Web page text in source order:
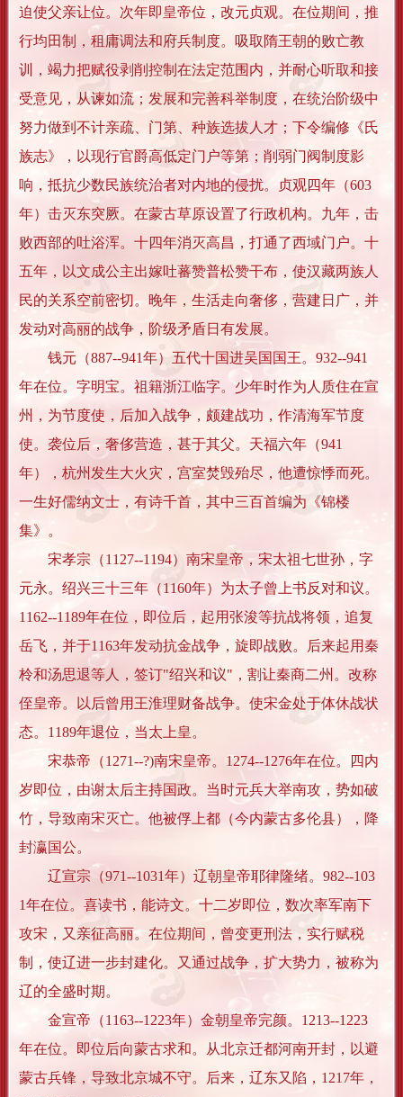
迫使父亲让位。次年即皇帝位，改元贞观。在位期间，推
行均田制，租庸调法和府兵制度。吸取隋王朝的败亡教
训，竭力把赋役剥削控制在法定范围内，并耐心听取和接
受意见，从谏如流；发展和完善科举制度，在统治阶级中
努力做到不计亲疏、门第、种族选拔人才；下令编修《氏
族志》，以现行官爵高低定门户等第；削弱门阀制度影
响，抵抗少数民族统治者对内地的侵扰。贞观四年（603
年）击灭东突厥。在蒙古草原设置了行政机构。九年，击
败西部的吐浴浑。十四年消灭高昌，打通了西域门户。十
五年，以文成公主出嫁吐蕃赞普松赞干布，使汉藏两族人
民的关系空前密切。晚年，生活走向奢侈，营建日广，并
发动对高丽的战争，阶级矛盾日有发展。
钱元（887--941年）五代十国进吴国国王。932--941
年在位。字明宝。祖籍浙江临字。少年时作为人质住在宣
州，为节度使，后加入战争，颇建战功，作清海军节度
使。袭位后，奢侈营造，甚于其父。天福六年（941
年），杭州发生大火灾，宫室焚毁殆尽，他遭惊悸而死。
一生好儒纳文士，有诗千首，其中三百首编为《锦楼
集》。
宋孝宗（1127--1194）南宋皇帝，宋太祖七世孙，字
元永。绍兴三十三年（1160年）为太子曾上书反对和议。
1162--1189年在位，即位后，起用张浚等抗战将领，追复
岳飞，并于1163年发动抗金战争，旋即战败。后来起用秦
柃和汤思退等人，签订"绍兴和议"，割让秦商二州。改称
侄皇帝。以后曾用王淮理财备战争。使宋金处于体休战状
态。1189年退位，当太上皇。
宋恭帝（1271--?)南宋皇帝。1274--1276年在位。四内
岁即位，由谢太后主持国政。当时元兵大举南攻，势如破
竹，导致南宋灭亡。他被俘上都（今内蒙古多伦县），降
封瀛国公。
辽宣宗（971--1031年）辽朝皇帝耶律隆绪。982--103
1年在位。喜读书，能诗文。十二岁即位，数次率军南下
攻宋，又亲征高丽。在位期间，曾变更刑法，实行赋税
制，使辽进一步封建化。又通过战争，扩大势力，被称为
辽的全盛时期。
金宣帝（1163--1223年）金朝皇帝完颜。1213--1223
年在位。即位后向蒙古求和。从北京迁都河南开封，以避
蒙古兵锋，导致北京城不守。后来，辽东又陷，1217年，